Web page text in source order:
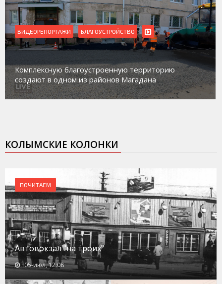
ВИДЕОРЕПОРТАЖИ
Магадан присоединился к пилотному проекту по
работе с несовершеннолетними из групп
социального риска «Переправа»
КОЛЫМСКИЕ КОЛОНКИ
ПОЧИТАЕМ
Автовокзал "на троих"
05-июл, 12:08